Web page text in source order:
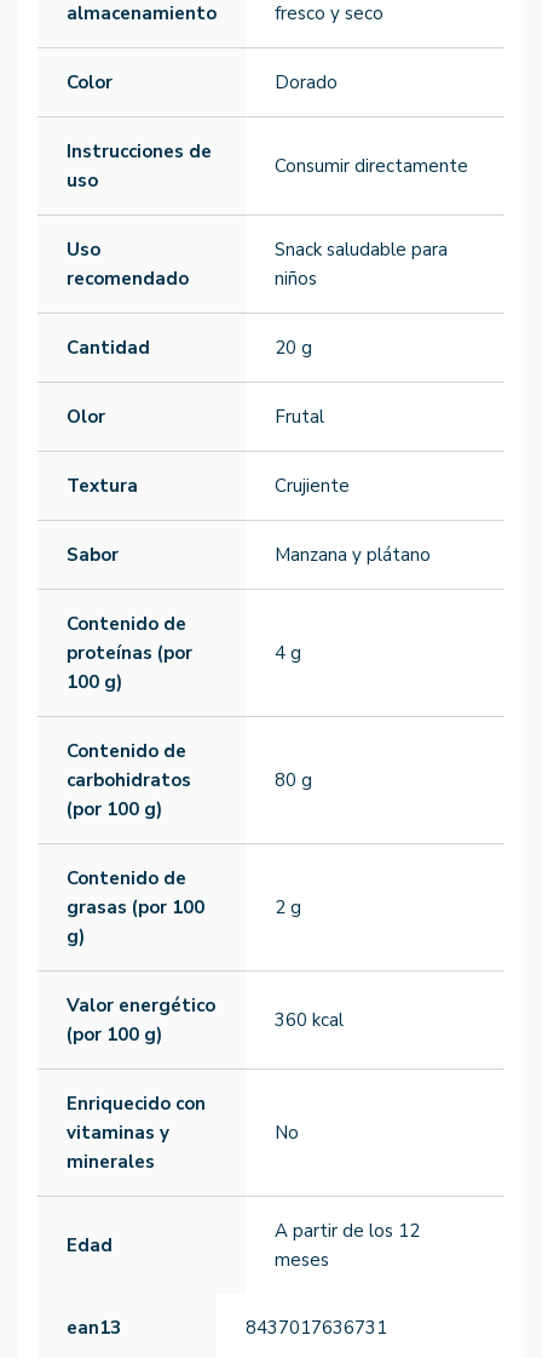
almacenamiento
fresco y seco
Color Dorado
Instrucciones de
uso
Consumir directamente
Uso
recomendado
Snack saludable para
niños
Cantidad 20 g
Olor Frutal
Textura Crujiente
Sabor Manzana y plátano
Contenido de
proteínas (por
100 g)
4 g
Contenido de
carbohidratos
(por 100 g)
80 g
Contenido de
grasas (por 100
g)
2 g
Valor energético
(por 100 g)
360 kcal
Enriquecido con
vitaminas y
minerales
No
Edad
A partir de los 12
meses
ean13 8437017636731